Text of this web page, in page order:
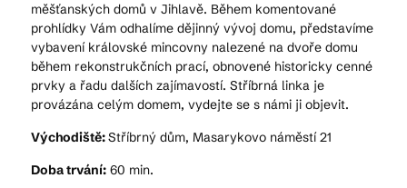
měšťanských domů v Jihlavě. Během komentované
prohlídky Vám odhalíme dějinný vývoj domu, představíme
vybavení královské mincovny nalezené na dvoře domu
během rekonstrukčních prací, obnovené historicky cenné
prvky a řadu dalších zajímavostí. Stříbrná linka je
provázána celým domem, vydejte se s námi ji objevit.
Východiště:Stříbrný dům, Masarykovo náměstí 21
Doba trvání: 60 min.